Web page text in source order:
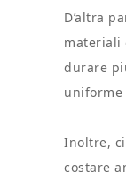
D’altra
materiali
durare
uniforme
Inoltre,
costare